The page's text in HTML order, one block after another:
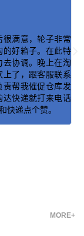
意！不比大牌的
~以后朋友们出去
和韵达快递，让我
他回购其他款式
MORE+